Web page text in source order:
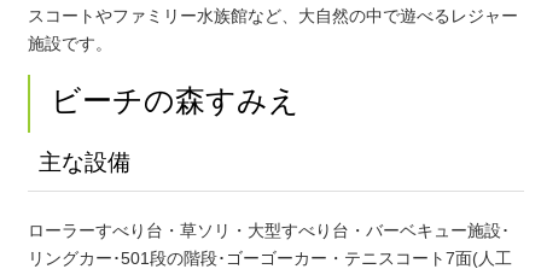
スコートやファミリー水族館など、大自然の中で遊べるレジャー
施設です。
ビーチの森すみえ
主な設備
ローラーすべり台・草ソリ・大型すべり台・バーベキュー施設･
リングカー･501段の階段･ゴーゴーカー・テニスコート7面(人工